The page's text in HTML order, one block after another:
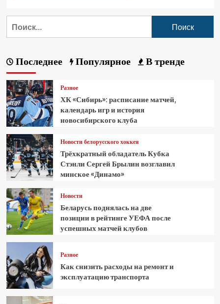
Последнее Популярное В тренде
Разное
ХК «Сибирь»: расписание матчей,
календарь игр и история
новосибирского клуба
Новости белорусского хоккея
Трёхкратный обладатель Кубка
Стэнли Сергей Брылин возглавил
минское «Динамо»
Новости
Беларусь поднялась на две
позиции в рейтинге УЕФА после
успешных матчей клубов
Разное
Как снизить расходы на ремонт и
эксплуатацию транспорта